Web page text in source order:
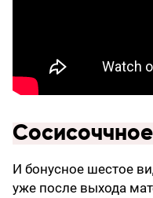
И бонусное шестое
уже после выхода